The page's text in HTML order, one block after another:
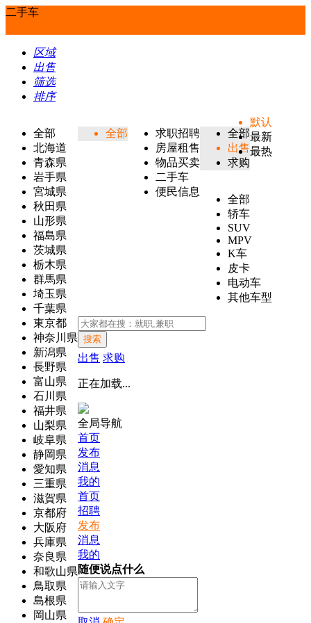
二手车
区域
出售
筛选
排序
全部
北海道
青森県
岩手県
宮城県
秋田県
山形県
福島県
茨城県
栃木県
群馬県
埼玉県
千葉県
東京都
神奈川県
新潟県
長野県
富山県
石川県
福井県
山梨県
岐阜県
静岡県
愛知県
三重県
滋賀県
京都府
大阪府
兵庫県
奈良県
和歌山県
鳥取県
島根県
岡山県
全部
求职招聘
房屋租售
物品买卖
二手车
便民信息
全部
出售
求购
全部
轿车
SUV
MPV
K车
皮卡
电动车
其他车型
默认
最新
最热
搜索
出售 求购
正在加载...
全局导航
首页
发布
消息
我的
首页
招聘
发布
消息
我的
随便说点什么